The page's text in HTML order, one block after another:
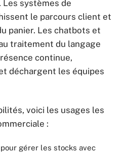
systèmes de
le parcours client et
panier. Les chatbots et
traitement du langage
continue,
déchargent les équipes
voici les usages les
:
gérer les stocks avec